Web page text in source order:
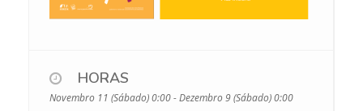
HORAS
Novembro 11 (Sábado) 0:00 - Dezembro 9 (Sábado) 0:00